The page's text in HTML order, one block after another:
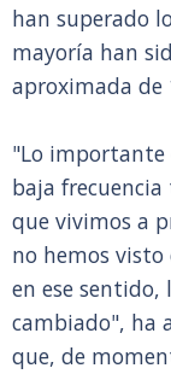
han superado
mayoría han
aproximada de
"Lo importante
baja
que vivimos a
no hemos
en ese
cambiado", ha
que, de